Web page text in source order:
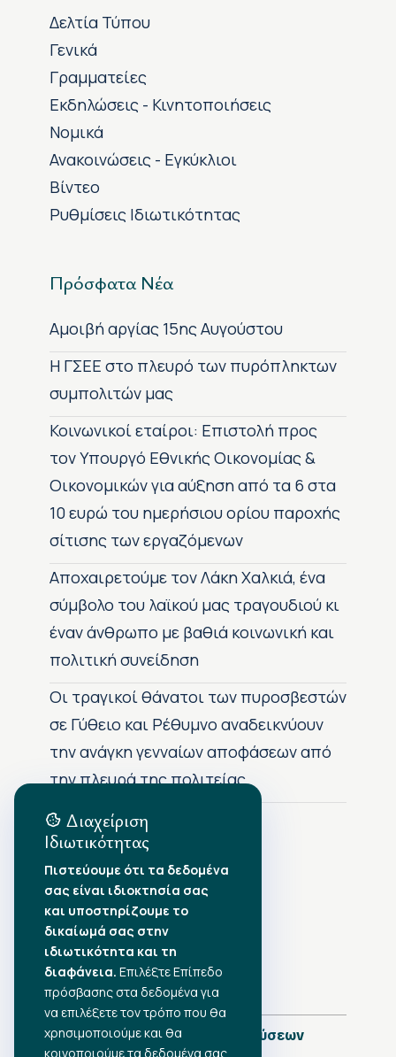
Δελτία Τύπου
Γενικά
Γραμματείες
Εκδηλώσεις - Κινητοποιήσεις
Νομικά
Ανακοινώσεις - Εγκύκλιοι
Βίντεο
Ρυθμίσεις Ιδιωτικότητας
Πρόσφατα Νέα
Αμοιβή αργίας 15ης Αυγούστου
H ΓΣΕΕ στο πλευρό των πυρόπληκτων
συμπολιτών μας
Κοινωνικοί εταίροι: Επιστολή προς
τον Υπουργό Εθνικής Οικονομίας &
Οικονομικών για αύξηση από τα 6 στα
10 ευρώ του ημερήσιου ορίου παροχής
σίτισης των εργαζόμενων
Αποχαιρετούμε τον Λάκη Χαλκιά, ένα
σύμβολο του λαϊκού μας τραγουδιού κι
έναν άνθρωπο με βαθιά κοινωνική και
πολιτική συνείδηση
Οι τραγικοί θάνατοι των πυροσβεστών
σε Γύθειο και Ρέθυμνο αναδεικνύουν
την ανάγκη γενναίων αποφάσεων από
την πλευρά της πολιτείας
Αρχείο Δημοσιεύσεων
•Αύγουστος 2026
•Ιούλιος 2026
•Ιούνιος 2026
•Μάιος 2026
•Απρίλιος 2026
•Μάρτιος 2026
Πλήρες Ημερολόγιο Δημοσιεύσεων
Διαχείριση
Ιδιωτικότητας
Πιστεύουμε ότι τα δεδομένα
σας είναι ιδιοκτησία σας
και υποστηρίζουμε το
δικαίωμά σας στην
ιδιωτικότητα και τη
διαφάνεια. Επιλέξτε Επίπεδο
πρόσβασης στα δεδομένα για
να επιλέξετε τον τρόπο που θα
χρησιμοποιούμε και θα
κοινοποιούμε τα δεδομένα σας.